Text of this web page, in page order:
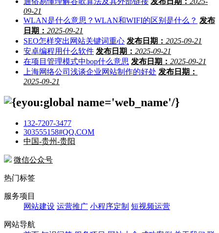
09-21
WLAN是什么意思？WLAN和WIFI的区别是什么？ 发布
日期： 2025-09-21
SEO怎样突出网站关键词重心 发布日期： 2025-09-21
安卓编程用什么软件 发布日期： 2025-09-21
在项目管理模式中bop什么意思 发布日期： 2025-09-21
上海网络公司浅谈企业网站制作的好处 发布日期：
2025-09-21
132-7207-3477
303555158#QQ.COM
中国-贵州-贵阳
微信公众号
热门标签
服务项目
网站建设 运营推广 小程序定制 短视频运营
网站导航